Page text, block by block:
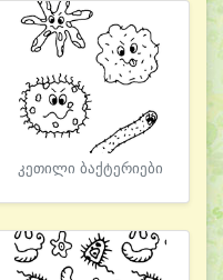
კეთილი ბაქტერიები